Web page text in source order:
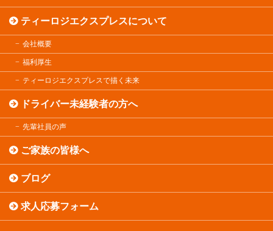
ティーロジエクスプレスについて
会社概要
福利厚生
ティーロジエクスプレスで描く未来
ドライバー未経験者の方へ
先輩社員の声
ご家族の皆様へ
ブログ
求人応募フォーム